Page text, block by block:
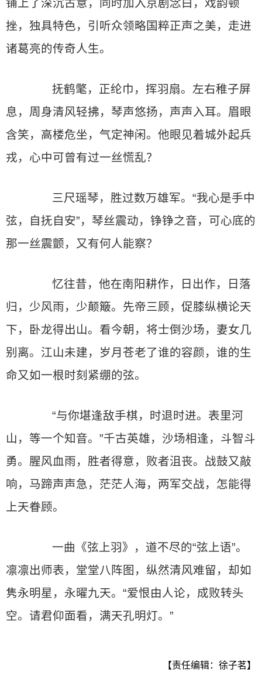
铺上了深沉古意，同时加入京剧念白，戏韵顿
挫，独具特色，引听众领略国粹正声之美，走进
诸葛亮的传奇人生。
抚鹤氅，正纶巾，挥羽扇。左右稚子屏
息，周身清风轻拂，琴声悠扬，声声入耳。眉眼
含笑，高楼危坐，气定神闲。他眼见着城外起兵
戎，心中可曾有过一丝慌乱？
三尺瑶琴，胜过数万雄军。“我心是手中
弦，自抚自安”，琴丝震动，铮铮之音，可心底的
那一丝震颤，又有何人能察？
忆往昔，他在南阳耕作，日出作，日落
归，少风雨，少颠簸。先帝三顾，促膝纵横论天
下，卧龙得出山。看今朝，将士倒沙场，妻女几
别离。江山未建，岁月苍老了谁的容颜，谁的生
命又如一根时刻紧绷的弦。
“与你堪逢敌手棋，时退时进。表里河
山，等一个知音。”千古英雄，沙场相逢，斗智斗
勇。腥风血雨，胜者得意，败者沮丧。战鼓又敲
响，马蹄声声急，茫茫人海，两军交战，怎能得
上天眷顾。
一曲《弦上羽》，道不尽的“弦上语”。
凛凛出师表，堂堂八阵图，纵然清风难留，却如
隽永明星，永曜九天。“爱恨由人论，成败转头
空。请君仰面看，满天孔明灯。”
【责任编辑：徐子茗】